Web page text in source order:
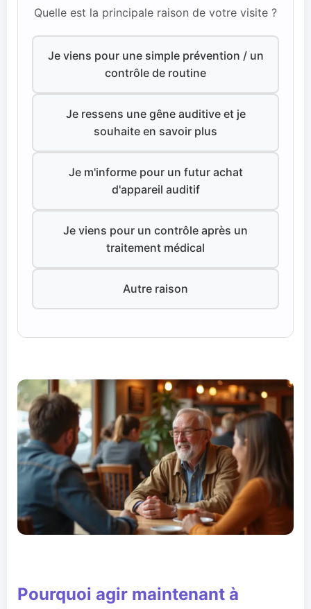
Quelle est la principale raison de votre visite ?
Je viens pour une simple prévention / un
contrôle de routine
Je ressens une gêne auditive et je
souhaite en savoir plus
Je m'informe pour un futur achat
d'appareil auditif
Je viens pour un contrôle après un
traitement médical
Autre raison
Pourquoi agir maintenant à